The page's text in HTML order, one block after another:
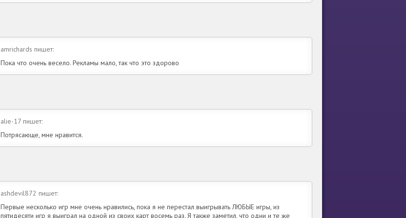
amrichards пишет:
Пока что очень весело. Рекламы мало, так что это здорово
alie-17 пишет:
Потрясающе, мне нравится.
ashdevil872 пишет:
Первые несколько игр мне очень нравились, пока я не перестал выигрывать ЛЮБЫЕ игры, из
пятидесяти игр я выиграл на одной из своих карт восемь раз. Я также заметил, что одни и те же